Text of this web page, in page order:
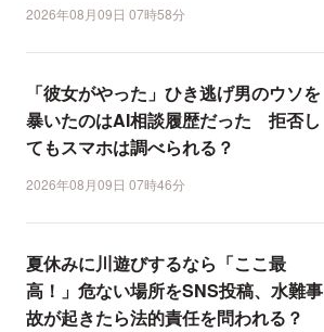
2026年08月09日 07時58分
「彼女がやった」ひき逃げ男のウソを
暴いたのはAI相談履歴だった 拒否し
てもスマホは調べられる？
2026年08月09日 07時46分
夏休みに川遊びするなら「ここ最
高！」危ない場所をSNS投稿、水難事
故が起きたら法的責任を問われる？